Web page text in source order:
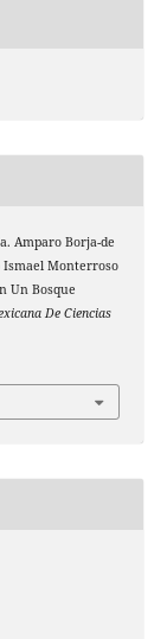
Amparo Borja-de
Ismael Monterroso
Un Bosque
De Ciencias